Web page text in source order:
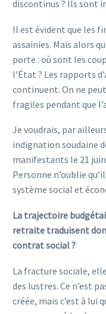
discontinus ? Ils sont
Il est évident que les
assainies. Mais alors
porte : où sont les
l’État ? Les rapports
continuent. On ne
fragiles pendant que
Je voudrais, par
indignation soudaine
manifestants le 21
Personne n’oublie
système social et
La trajectoire
retraite traduisent
contrat social ?
La fracture sociale,
des lustres. Ce n’est
créée, mais c’est à lui